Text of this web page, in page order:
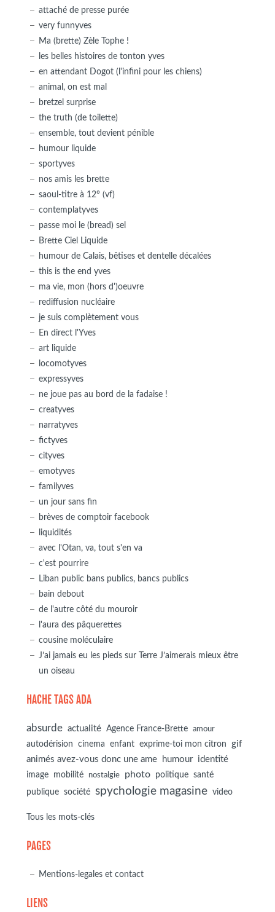
attaché de presse purée
very funnyves
Ma (brette) Zèle Tophe !
les belles histoires de tonton yves
en attendant Dogot (l'infini pour les chiens)
animal, on est mal
bretzel surprise
the truth (de toilette)
ensemble, tout devient pénible
humour liquide
sportyves
nos amis les brette
saoul-titre à 12° (vf)
contemplatyves
passe moi le (bread) sel
Brette Ciel Liquide
humour de Calais, bêtises et dentelle décalées
this is the end yves
ma vie, mon (hors d')oeuvre
rediffusion nucléaire
je suis complètement vous
En direct l'Yves
art liquide
locomotyves
expressyves
ne joue pas au bord de la fadaise !
creatyves
narratyves
fictyves
cityves
emotyves
familyves
un jour sans fin
brèves de comptoir facebook
liquidités
avec l'Otan, va, tout s'en va
c'est pourrire
Liban public bans publics, bancs publics
bain debout
de l'autre côté du mouroir
l'aura des pâquerettes
cousine moléculaire
J’ai jamais eu les pieds sur Terre J’aimerais mieux être
un oiseau
HACHE TAGS ADA
absurde actualité Agence France-Brette amour
autodérision cinema enfant exprime-toi mon citron
gif
animés avez-vous donc une ame
humour identité
image mobilité nostalgie photo politique
santé
publique
société spychologie magasine video
Tous les mots-clés
PAGES
Mentions-legales et contact
LIENS